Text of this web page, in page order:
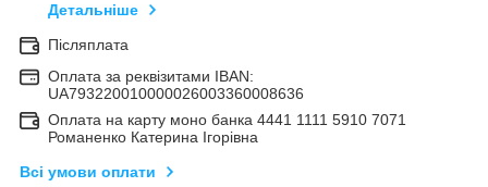
Детальніше
Післяплата
Оплата за реквізитами IBAN:
UA793220010000026003360008636
Оплата на карту моно банка 4441 1111 5910 7071
Романенко Катерина Ігорівна
Всі умови оплати